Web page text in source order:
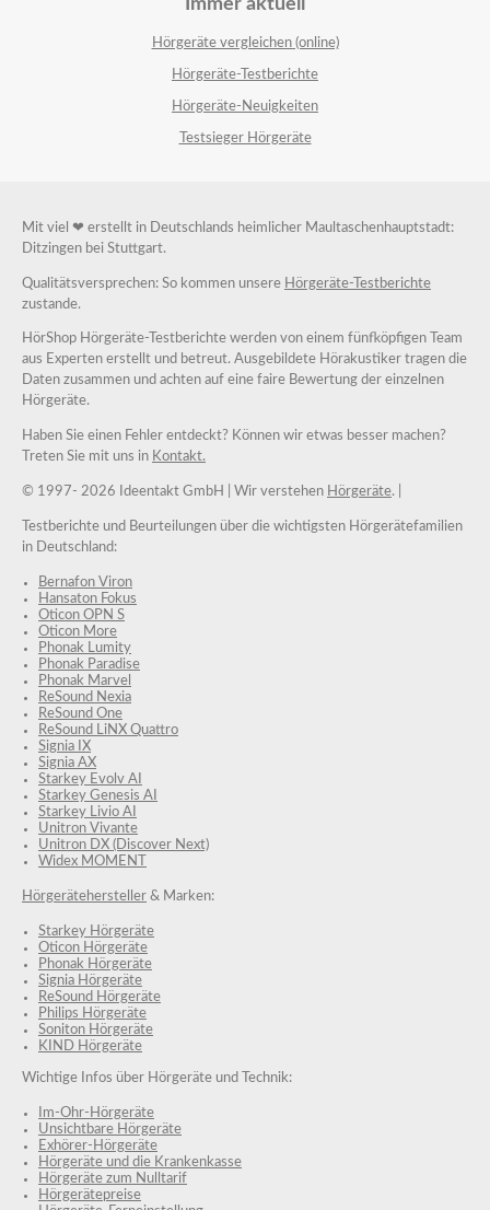
Immer aktuell
Hörgeräte vergleichen (online)
Hörgeräte-Testberichte
Hörgeräte-Neuigkeiten
Testsieger Hörgeräte
Mit viel ❤ erstellt in Deutschlands heimlicher Maultaschenhauptstadt:
Ditzingen bei Stuttgart.
Qualitätsversprechen: So kommen unsere Hörgeräte-Testberichte
zustande.
HörShop Hörgeräte-Testberichte werden von einem fünfköpfigen Team
aus Experten erstellt und betreut. Ausgebildete Hörakustiker tragen die
Daten zusammen und achten auf eine faire Bewertung der einzelnen
Hörgeräte.
Haben Sie einen Fehler entdeckt? Können wir etwas besser machen?
Treten Sie mit uns in Kontakt.
© 1997- 2026 Ideentakt GmbH | Wir verstehen Hörgeräte. |
Testberichte und Beurteilungen über die wichtigsten Hörgerätefamilien
in Deutschland:
Bernafon Viron
Hansaton Fokus
Oticon OPN S
Oticon More
Phonak Lumity
Phonak Paradise
Phonak Marvel
ReSound Nexia
ReSound One
ReSound LiNX Quattro
Signia IX
Signia AX
Starkey Evolv AI
Starkey Genesis AI
Starkey Livio AI
Unitron Vivante
Unitron DX (Discover Next)
Widex MOMENT
Hörgerätehersteller & Marken:
Starkey Hörgeräte
Oticon Hörgeräte
Phonak Hörgeräte
Signia Hörgeräte
ReSound Hörgeräte
Philips Hörgeräte
Soniton Hörgeräte
KIND Hörgeräte
Wichtige Infos über Hörgeräte und Technik:
Im-Ohr-Hörgeräte
Unsichtbare Hörgeräte
Exhörer-Hörgeräte
Hörgeräte und die Krankenkasse
Hörgeräte zum Nulltarif
Hörgerätepreise